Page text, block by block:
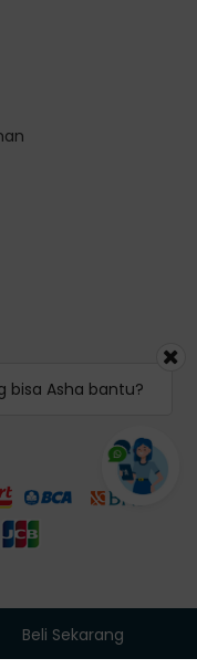
Beli Sekarang
bisa Asha bantu?